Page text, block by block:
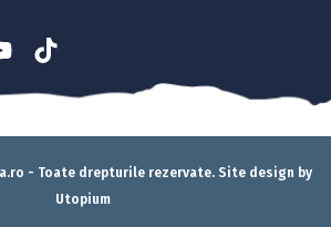
- Toate drepturile rezervate. Site design by
Utopium